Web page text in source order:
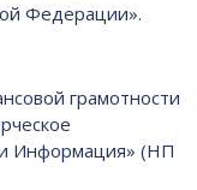
Федерации».
грамотности
Информация» (НП